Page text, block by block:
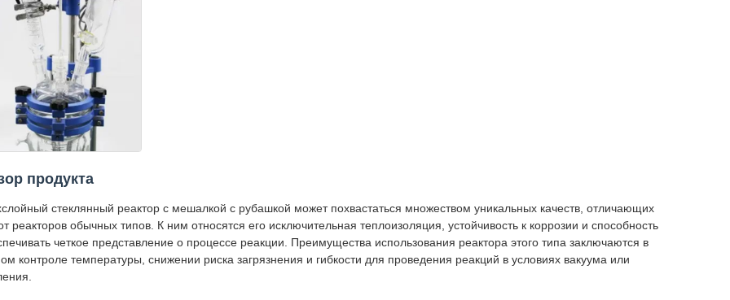
продукта
стеклянный реактор с мешалкой с рубашкой может похвастаться множеством уникальных качеств, отличающих
реакторов обычных типов. К ним относятся его исключительная теплоизоляция, устойчивость к коррозии и способность
четкое представление о процессе реакции. Преимущества использования реактора этого типа заключаются в
контроле температуры, снижении риска загрязнения и гибкости для проведения реакций в условиях вакуума или